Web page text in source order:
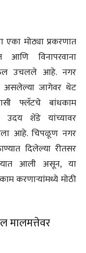
एका मोठ्या प्रकरणात
विनापरवाना
उचलले आहे. नगर
असलेल्या जागेवर थेट
फ्लॅटचे बांधकाम
उदय शेंडे यांच्यावर
आहे. चिपळूण नगर
दिलेल्या रीतसर
आली असून, या
करणाऱ्यांमध्ये मोठी
मालमत्तेवर